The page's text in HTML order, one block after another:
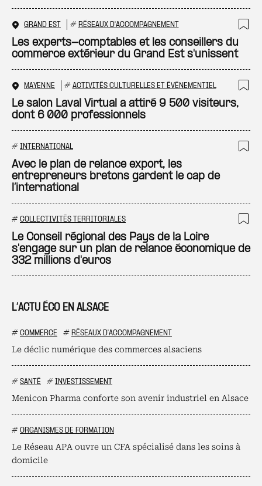
L’ACTU ÉCO EN ALSACE
# COMMERCE # RÉSEAUX D'ACCOMPAGNEMENT
Le déclic numérique des commerces alsaciens
# SANTÉ # INVESTISSEMENT
Menicon Pharma conforte son avenir industriel en Alsace
# ORGANISMES DE FORMATION
Le Réseau APA ouvre un CFA spécialisé dans les soins à
domicile
GRAND EST # RÉSEAUX D'ACCOMPAGNEMENT
Les experts-comptables et les conseillers du
commerce extérieur du Grand Est s'unissent
MAYENNE # ACTIVITÉS CULTURELLES ET ÉVÉNEMENTIEL
Le salon Laval Virtual a attiré 9 500 visiteurs,
dont 6 000 professionnels
# INTERNATIONAL
Avec le plan de relance export, les
entrepreneurs bretons gardent le cap de
l’international
# COLLECTIVITÉS TERRITORIALES
Le Conseil régional des Pays de la Loire
s'engage sur un plan de relance économique de
332 millions d'euros